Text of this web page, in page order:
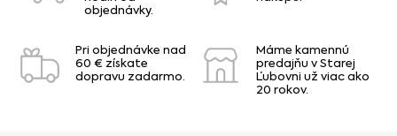
objednávky.
Pri objednávke nad
60 € získate
dopravu zadarmo.
Máme kamennú
predajňu v Starej
Ľubovni už viac ako
20 rokov.